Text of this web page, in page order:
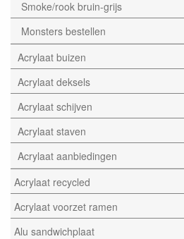
Smoke/rook bruin-grijs
Monsters bestellen
Acrylaat buizen
Acrylaat deksels
Acrylaat schijven
Acrylaat staven
Acrylaat aanbiedingen
Acrylaat recycled
Acrylaat voorzet ramen
Alu sandwichplaat